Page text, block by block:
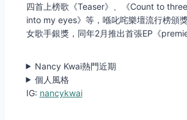
四首上榜歌《Teaser》、《Count to
into my eyes》等，喺叱咤樂壇流行榜頒
女歌手銀獎，同年2月推出首張EP《
Nancy Kwai熱門近期
個人風格
IG: nancykwai